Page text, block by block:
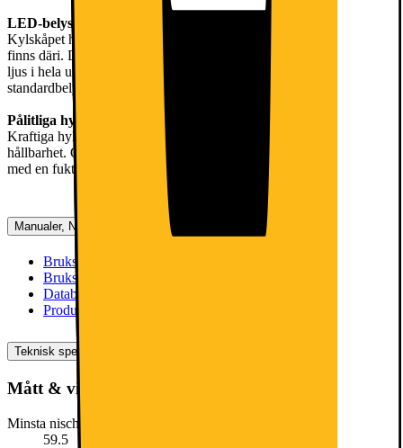
LED-belysning av högsta kvalitet för kylskåp
Kylskåpet har LED-belysning som gör att du enklare ser vad som
finns däri. De diskreta, energieffektiva glödlamporna ger ett starkt
ljus i hela utrymmet. Förbrukar tio gånger mindre energi än
standardbelysning.
Pålitliga hyllor med säkerhetsglas
Kraftiga hyllor som är tillverkade av säkerhetsglas och kända för sin
hållbarhet. Och om man råkar spilla kan man enkelt torka av dem
med en fuktig trasa.
Manualer, Nedladdningar, Reklamation & Support
Bruksanvisning 1 (engelska)
Bruksanvisning 2 (svenska)
Datablad (engelska)
Produktinformation(engelska)
Teknisk specifikation
Mått & vikt
Minsta nischbredd (cm)
59.5